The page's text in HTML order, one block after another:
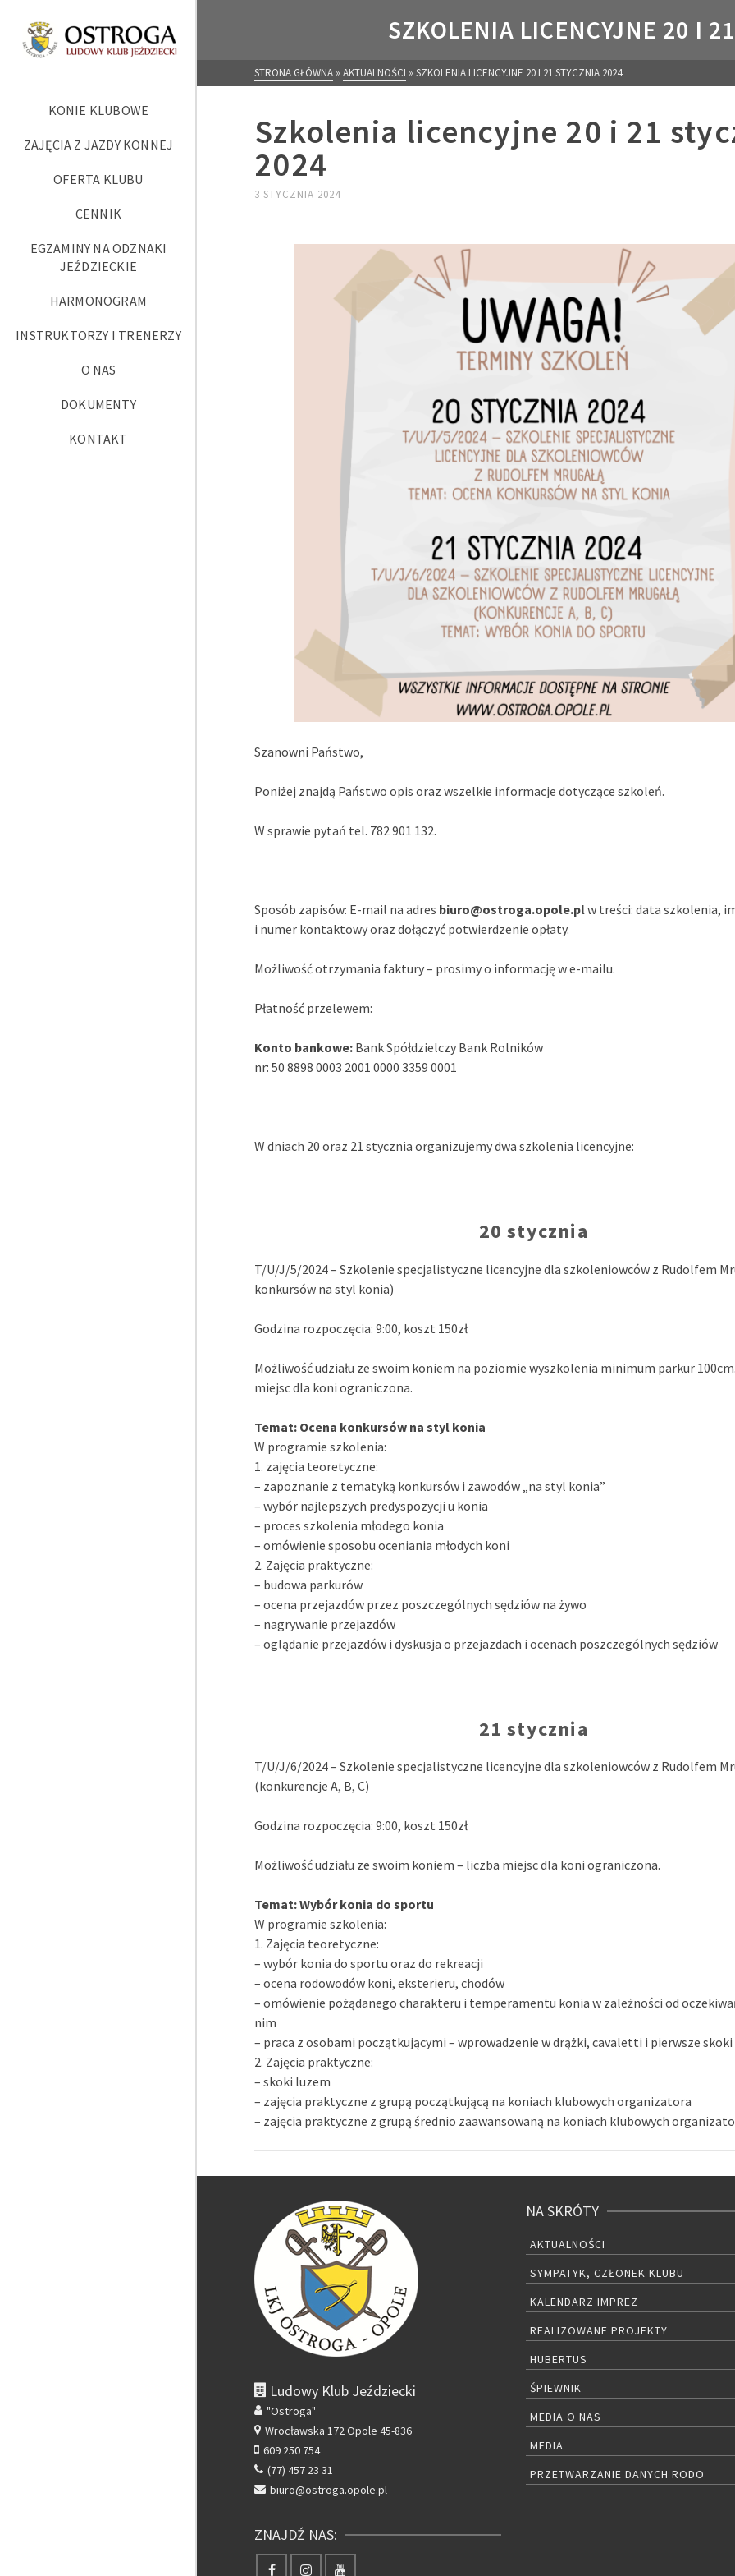
KONIE KLUBOWE
ZAJĘCIA Z JAZDY KONNEJ
OFERTA KLUBU
CENNIK
EGZAMINY NA ODZNAKI
JEŹDZIECKIE
HARMONOGRAM
INSTRUKTORZY I TRENERZY
O NAS
DOKUMENTY
KONTAKT
SZKOLENIA LICENCYJNE 20 I
STRONA GŁÓWNA » AKTUALNOŚCI » SZKOLENIA LICENCYJNE 20 I 21 STYCZNIA 2024
Szkolenia licencyjne 20 i 21
2024
3 STYCZNIA 2024
Szanowni Państwo,
Poniżej znajdą Państwo opis oraz wszelkie informacje dotyczące szkoleń.
W sprawie pytań tel. 782 901 132.
Sposób zapisów: E-mail na adres biuro@ostroga.opole.plw treści: data szkolenia,
i numer kontaktowy oraz dołączyć potwierdzenie opłaty.
Możliwość otrzymania faktury – prosimy o informację w e-mailu.
Płatność przelewem:
Konto bankowe: Bank Spółdzielczy Bank Rolników
nr: 50 8898 0003 2001 0000 3359 0001
W dniach 20 oraz 21 stycznia organizujemy dwa szkolenia licencyjne:
20 stycznia
T/U/J/5/2024 – Szkolenie specjalistyczne licencyjne dla szkoleniowców z Rudolfem
konkursów na styl konia)
Godzina rozpoczęcia: 9:00, koszt 150zł
Możliwość udziału ze swoim koniem na poziomie wyszkolenia minimum parkur
miejsc dla koni ograniczona.
Temat: Ocena konkursów na styl konia
W programie szkolenia:
1. zajęcia teoretyczne:
– zapoznanie z tematyką konkursów i zawodów „na styl konia”
– wybór najlepszych predyspozycji u konia
– proces szkolenia młodego konia
– omówienie sposobu oceniania młodych koni
2. Zajęcia praktyczne:
– budowa parkurów
– ocena przejazdów przez poszczególnych sędziów na żywo
– nagrywanie przejazdów
– oglądanie przejazdów i dyskusja o przejazdach i ocenach poszczególnych sędziów
21 stycznia
T/U/J/6/2024 – Szkolenie specjalistyczne licencyjne dla szkoleniowców z Rudolfem
(konkurencje A, B, C)
Godzina rozpoczęcia: 9:00, koszt 150zł
Możliwość udziału ze swoim koniem – liczba miejsc dla koni ograniczona.
Temat: Wybór konia do sportu
W programie szkolenia:
1. Zajęcia teoretyczne:
– wybór konia do sportu oraz do rekreacji
– ocena rodowodów koni, eksterieru, chodów
– omówienie pożądanego charakteru i temperamentu konia w zależności od
nim
– praca z osobami początkującymi – wprowadzenie w drążki, cavaletti i pierwsze skoki
2. Zajęcia praktyczne:
– skoki luzem
– zajęcia praktyczne z grupą początkującą na koniach klubowych organizatora
– zajęcia praktyczne z grupą średnio zaawansowaną na koniach klubowych
Ludowy Klub Jeździecki
"Ostroga"
Wrocławska 172Opole 45-836
609 250 754
(77) 457 23 31
biuro@ostroga.opole.pl
ZNAJDŹ NAS:
NA SKRÓTY
AKTUALNOŚCI
SYMPATYK, CZŁONEK KLUBU
KALENDARZ IMPREZ
REALIZOWANE PROJEKTY
HUBERTUS
ŚPIEWNIK
MEDIA O NAS
MEDIA
PRZETWARZANIE DANYCH RODO